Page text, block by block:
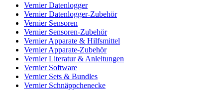
Vernier Datenlogger
Vernier Datenlogger-Zubehör
Vernier Sensoren
Vernier Sensoren-Zubehör
Vernier Apparate & Hilfsmittel
Vernier Apparate-Zubehör
Vernier Literatur & Anleitungen
Vernier Software
Vernier Sets & Bundles
Vernier Schnäppchenecke